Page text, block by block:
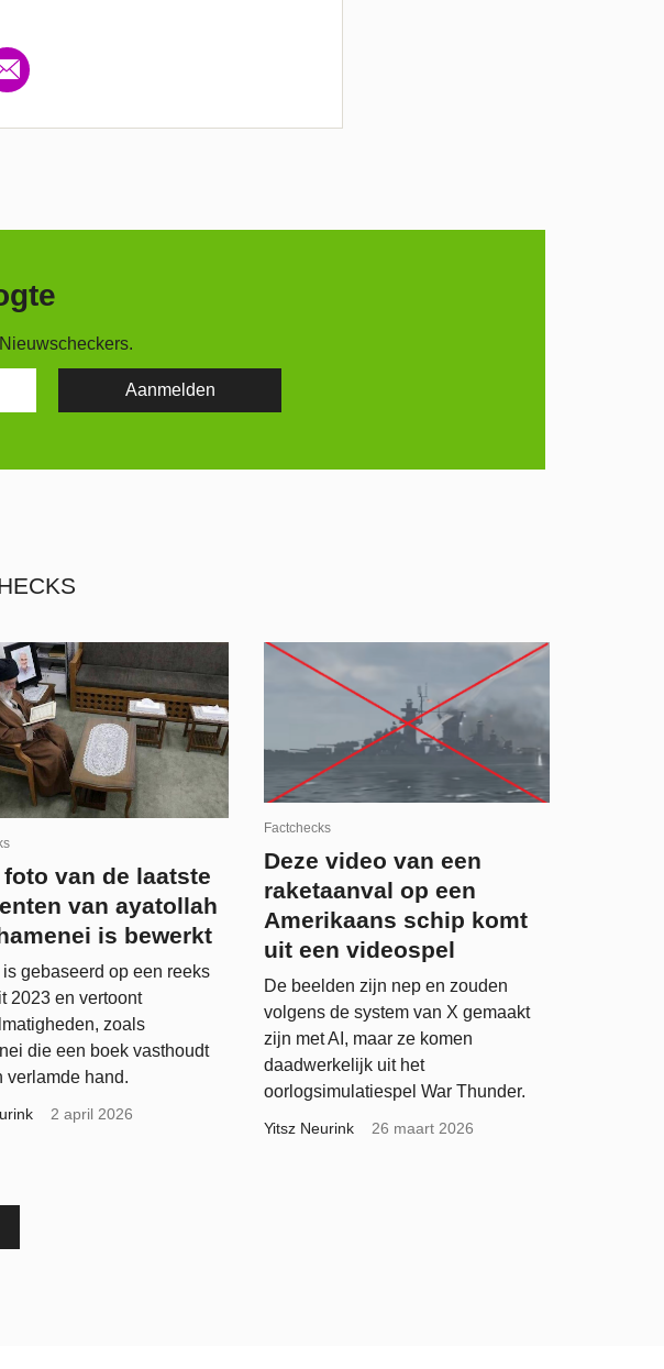
foto van de laatste
van ayatollah
is bewerkt
is gebaseerd op een reeks
2023 en vertoont
zoals
die een boek vasthoudt
verlamde hand.
2 april 2026
Factchecks
Deze video van een
raketaanval op een
Amerikaans schip komt
uit een videospel
De beelden zijn nep en zouden
volgens de system van X gemaakt
zijn met AI, maar ze komen
daadwerkelijk uit het
oorlogsimulatiespel War Thunder.
Yitsz Neurink 26 maart 2026